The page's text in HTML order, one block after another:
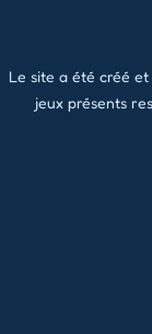
Le site a été créé
jeux présents